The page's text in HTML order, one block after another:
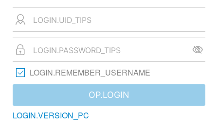
LOGIN.REMEMBER_USERNAME
OP.LOGIN
LOGIN.VERSION_PC